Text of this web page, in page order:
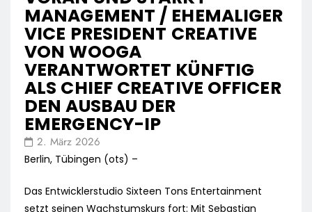
MANAGEMENT / EHEMALIGER
VICE PRESIDENT CREATIVE
VON WOOGA
VERANTWORTET KÜNFTIG
ALS CHIEF CREATIVE OFFICER
DEN AUSBAU DER
EMERGENCY-IP
2. März 2026
Berlin, Tübingen (ots) –
Das Entwicklerstudio Sixteen Tons Entertainment
setzt seinen Wachstumskurs fort: Mit Sebastian